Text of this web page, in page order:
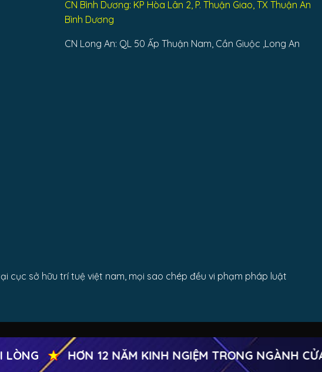
CN Bình Dương: KP Hòa Lân 2, P. Thuận Giao, TX Thuận An
Bình Dương
CN Long An: QL 50 Ấp Thuận Nam, Cần Giuộc ,Long An
sở hữu trí tuệ việt nam, mọi sao chép đều vi phạm pháp luật
★ HƠN 12 NĂM KINH NGIỆM TRONG NGÀNH CỬA
Chinh